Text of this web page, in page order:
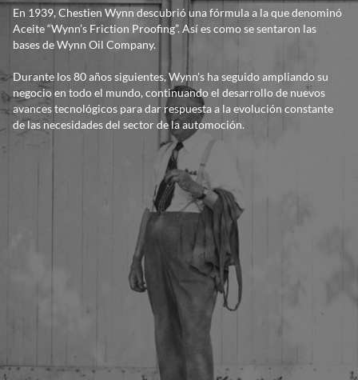
En 1939, Chestien Wynn descubrió una fórmula a la que denominó
Aceite “Wynn’s Friction Proofing”. Así es como se sentaron las
bases de Wynn Oil Company.
Durante los 80 años siguientes, Wynn's ha seguido ampliando su
negocio en todo el mundo, continuando el desarrollo de nuevos
avances tecnológicos para dar respuesta a la evolución constante
de las necesidades del sector de la automoción.